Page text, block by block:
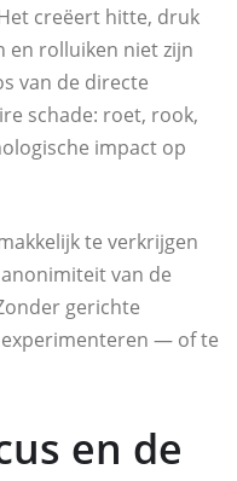
creëert hitte, druk
en rolluiken niet zijn
van de directe
schade: roet, rook,
impact op
te verkrijgen
van de
gerichte
— of te
en de